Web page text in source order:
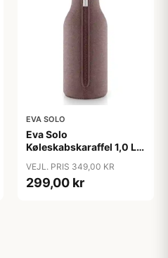
EVA SOLO
Eva Solo
Køleskabskaraffel 1,0 L -
VEJL. PRIS 349,00 KR
299,00 kr